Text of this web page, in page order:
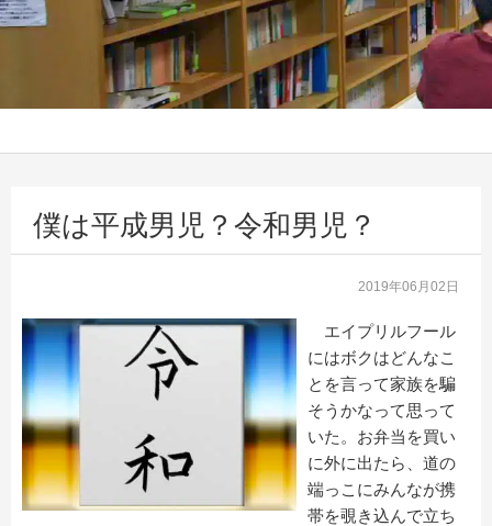
僕は平成男児？令和男児？
2019年06月02日
エイプリルフール
にはボクはどんなこ
とを言って家族を騙
そうかなって思って
いた。お弁当を買い
に外に出たら、道の
端っこにみんなが携
帯を覗き込んで立ち